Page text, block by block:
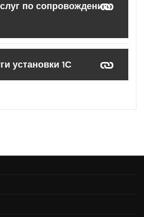
по сопровождению
установки 1С